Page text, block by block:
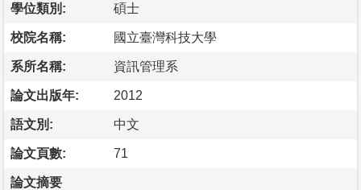
學位類別: 碩士
校院名稱: 國立臺灣科技大學
系所名稱: 資訊管理系
論文出版年: 2012
語文別: 中文
論文頁數: 71
論文摘要